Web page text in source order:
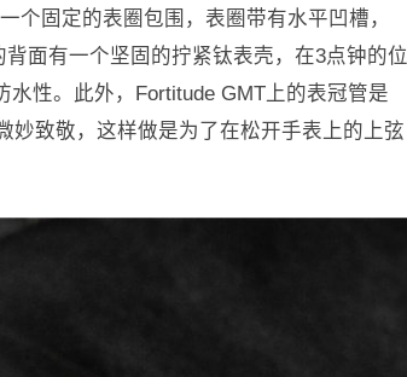
个固定的表圈包围，表圈带有水平凹槽，
面有一个坚固的拧紧钛表壳，在3点钟的位
性。此外，Fortitude GMT上的表冠管是
妙致敬，这样做是为了在松开手表上的上弦